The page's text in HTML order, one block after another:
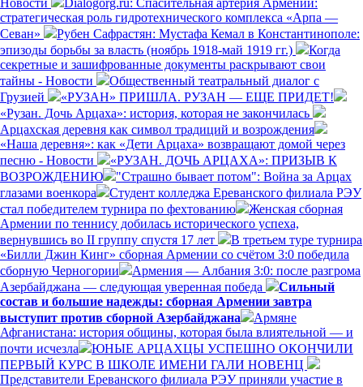
стратегическая роль гидротехнического комплекса «Арпа —
Севан»
Рубен Сафрастян: Мустафа Кемал в Константинополе:
эпизоды борьбы за власть (ноябрь 1918-май 1919 гг.)
Когда
секретные и зашифрованные документы раскрывают свои
тайны - Новости
Общественный театральный диалог с
Грузией
«РУЗАН» ПРИШЛА. РУЗАН — ЕЩЕ ПРИДЕТ!
«Рузан. Дочь Арцаха»: история, которая не закончилась
Арцахская деревня как символ традиций и возрождения
«Наша деревня»: как «Дети Арцаха» возвращают домой через
песню - Новости
«РУЗАН. ДОЧЬ АРЦАХА»: ПРИЗЫВ К
ВОЗРОЖДЕНИЮ
"Страшно бывает потом": Война за Арцах
глазами военкора
Студент колледжа Ереванского филиала РЭУ
стал победителем турнира по фехтованию
Женская сборная
Армении по теннису добилась исторического успеха,
вернувшись во II группу спустя 17 лет
В третьем туре турнира
«Билли Джин Кинг» сборная Армении со счётом 3:0 победила
сборную Черногории
Армения — Албания 3:0: после разгрома
Азербайджана — следующая уверенная победа
Сильный
состав и большие надежды: сборная Армении завтра
выступит против сборной Азербайджана
Армяне
Афганистана: история общины, которая была влиятельной — и
почти исчезла
ЮНЫЕ АРЦАХЦЫ УСПЕШНО ОКОНЧИЛИ
ПЕРВЫЙ КУРС В ШКОЛЕ ИМЕНИ ГАЛИ НОВЕНЦ
Представители Ереванского филиала РЭУ приняли участие в